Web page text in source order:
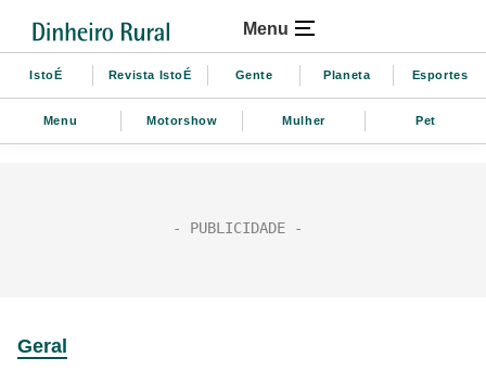
Menu
IstoÉ Revista IstoÉ Gente Planeta Esportes
Menu Motorshow Mulher Pet
Geral